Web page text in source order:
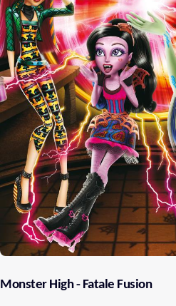
Monster High - Fatale Fusion